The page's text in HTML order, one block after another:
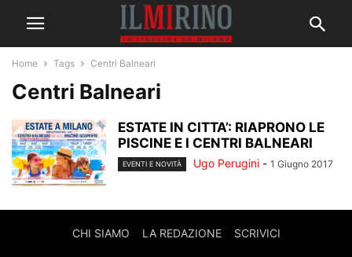
Home Tags Centri Balneari
Centri Balneari
ESTATE IN CITTA’: RIAPRONO LE
PISCINE E I CENTRI BALNEARI
EVENTI E NOVITÀ Ugo Perugini - 1 Giugno 2017
CHI SIAMO LA REDAZIONE SCRIVICI